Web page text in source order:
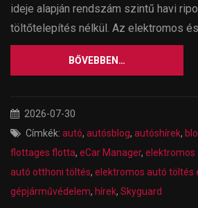
ideje alapján rendszám szintű havi
töltőtelepítés nélkül. Az elektromos és
BŐVEBBEN…
2026-07-30
Címkék: autó, autósblog, autóshírek,
flottages flotta, eCar Manager, elektromos
autó otthoni töltés, elektromos autó töltés
gépjárművédelem, hírek, Skyguard